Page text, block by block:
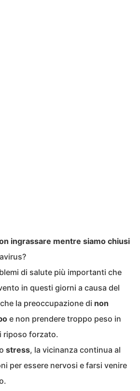
ingrassare mentre siamo chiusi
di salute più importanti che
in questi giorni a causa del
la preoccupazione di non
e non prendere troppo peso in
riposo forzato.
stress, la vicinanza continua al
per essere nervosi e farsi venire